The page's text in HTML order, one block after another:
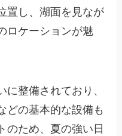
置し、湖面を見なが
ロケーションが魅
整備されており、
どの基本的な設備も
のため、夏の強い日